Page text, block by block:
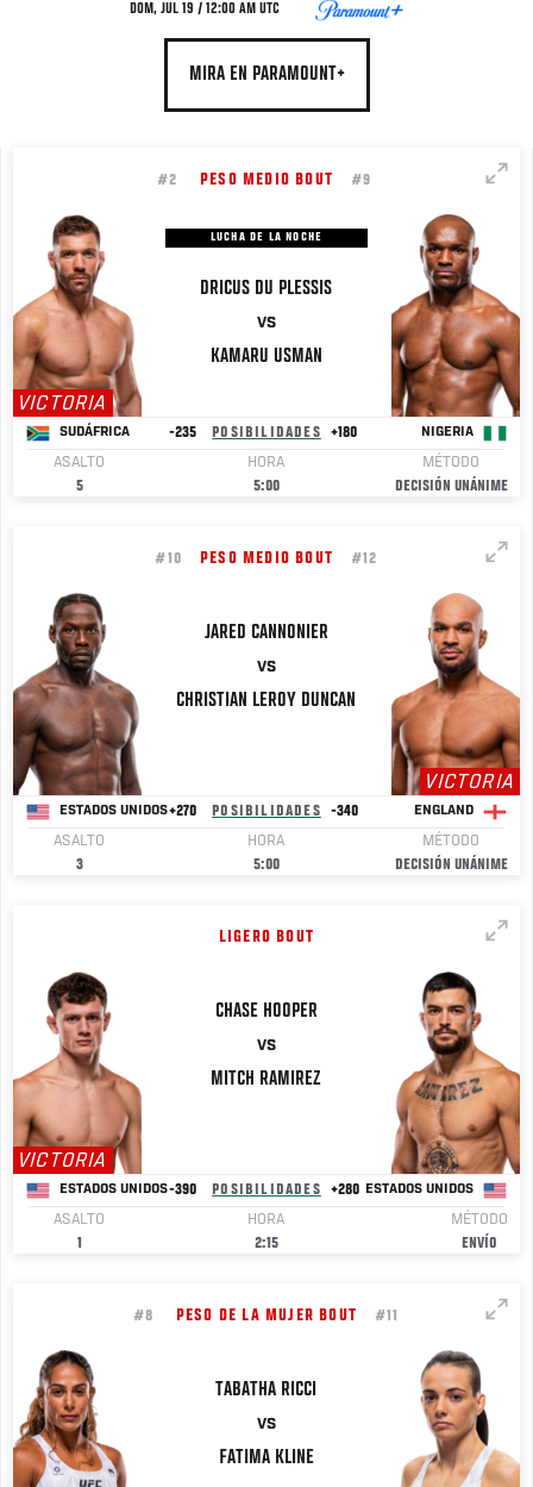
DOM, JUL 19 / 12:00 AM UTC
MIRA EN PARAMOUNT+
#2 PESO MEDIO BOUT #9
VICTORIA
LUCHA DE LA NOCHE
DRICUS DU PLESSIS
VS
KAMARU USMAN
SUDÁFRICA -235 POSIBILIDADES +180 NIGERIA
ASALTO
5
HORA
5:00
MÉTODO
DECISIÓN UNÁNIME
#10 PESO MEDIO BOUT #12
JARED CANNONIER
VS
CHRISTIAN LEROY DUNCAN
VICTORIA
ESTADOS UNIDOS+270 POSIBILIDADES -340 ENGLAND
ASALTO
3
HORA
5:00
MÉTODO
DECISIÓN UNÁNIME
LIGERO BOUT
VICTORIA
CHASE HOOPER
VS
MITCH RAMIREZ
ESTADOS UNIDOS-390 POSIBILIDADES +280 ESTADOS UNIDOS
ASALTO
1
HORA
2:15
MÉTODO
ENVÍO
#8 PESO DE LA MUJER BOUT #11
TABATHA RICCI
VS
FATIMA KLINE